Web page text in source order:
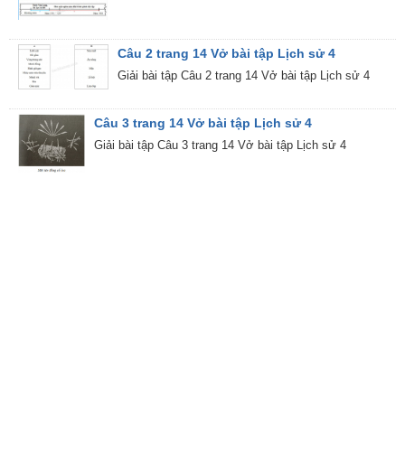
Câu 2 trang 14 Vở bài tập Lịch sử 4
Giải bài tập Câu 2 trang 14 Vở bài tập Lịch sử 4
Câu 3 trang 14 Vở bài tập Lịch sử 4
Giải bài tập Câu 3 trang 14 Vở bài tập Lịch sử 4